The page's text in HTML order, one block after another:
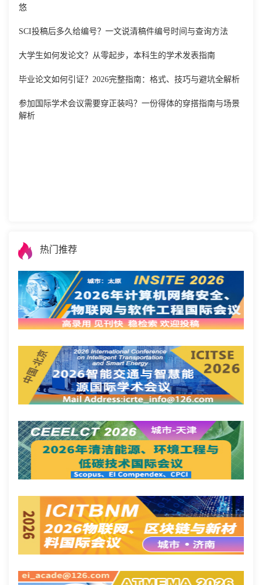
悠
SCI投稿后多久给编号？一文说清稿件编号时间与查询方法
大学生如何发论文？从零起步，本科生的学术发表指南
毕业论文如何引证？2026完整指南：格式、技巧与避坑全解析
参加国际学术会议需要穿正装吗？一份得体的穿搭指南与场景
解析
热门推荐